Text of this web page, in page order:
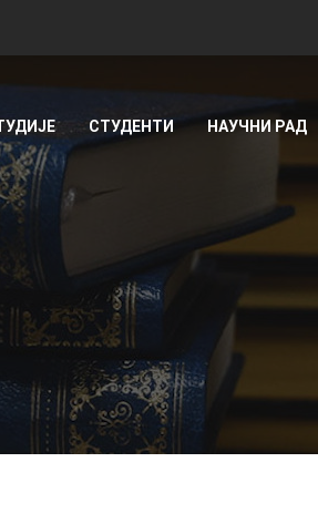
СТУДЕНТИ НАУЧНИ РАД